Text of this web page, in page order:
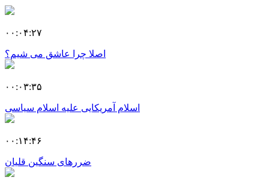
۰۰:۰۴:۲۷
اصلا چرا عاشق می شیم؟
۰۰:۰۳:۳۵
اسلام آمریکایی علیه اسلام سیاسی
۰۰:۱۴:۴۶
ضررهای سنگین قلیان